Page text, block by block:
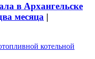
в Архангельске
месяца |